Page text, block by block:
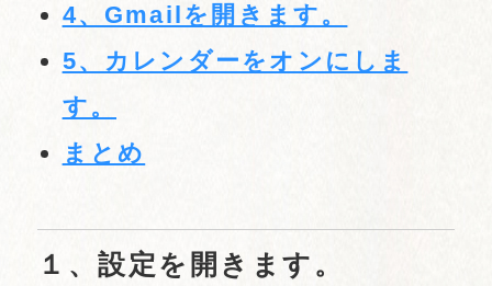
4、Gmailを開きます。
5、カレンダーをオンにしま
す。
まとめ
１、設定を開きます。